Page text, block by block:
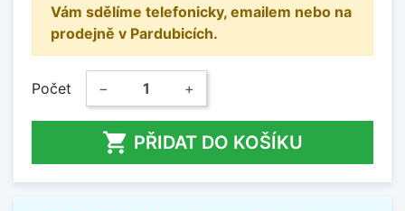
Vám sdělíme telefonicky, emailem nebo na
prodejně v Pardubicích.
Počet − +
 PŘIDAT DO KOŠÍKU